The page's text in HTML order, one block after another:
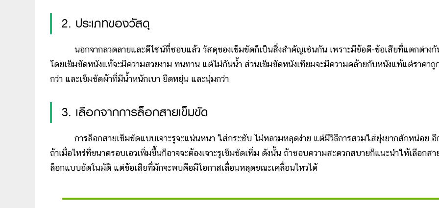
2. ประเภทของวัสดุ
นอกจากลวดลายและดีไซน์ที่ชอบแล้ว วัสดุของเข็มขัดก็เป็นสิ่งสำคัญเช่นกัน เพราะมีข้อดี-ข้อเสียที่แตกต่างกั
โดยเข็มขัดหนังแท้จะมีความสวยงาม ทนทาน แต่ไม่กันน้ำ ส่วนเข็มขัดหนังเทียมจะมีความคล้ายกับหนังแท้แต่ราคาถู
กว่า และเข็มขัดผ้าที่มีน้ำหนักเบา ยืดหยุ่น และนุ่มกว่า
3. เลือกจากการล็อกสายเข็มขัด
การล็อกสายเข็มขัดแบบเจาะรูจะแน่นหนา ใส่กระชับ ไม่หลวมหลุดง่าย แต่มีวิธีการสวมใส่ยุ่งยากสักหน่อย อี
ถ้าเมื่อไหร่ที่ขนาดรอบเอวเพิ่มขึ้นก็อาจจะต้องเจาะรูเข็มขัดเพิ่ม ดังนั้น ถ้าชอบความสะดวกสบายก็แนะนำให้เลือกสา
ล็อกแบบอัตโนมัติ แต่ข้อเสียที่มักจะพบคือมีโอกาสเลื่อนหลุดขณะเคลื่อนไหวได้